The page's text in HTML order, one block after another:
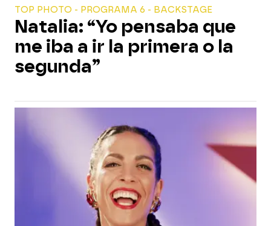
TOP PHOTO - PROGRAMA 6 - BACKSTAGE
Natalia: “Yo pensaba que
me iba a ir la primera o la
segunda”